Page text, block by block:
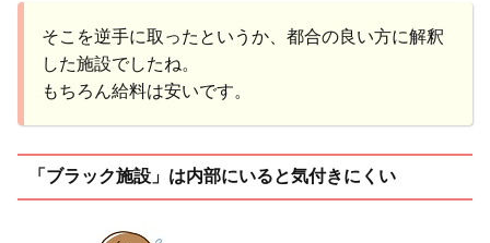
そこを逆手に取ったというか、都合の良い方に解釈
した施設でしたね。
もちろん給料は安いです。
「ブラック施設」は内部にいると気付きにくい